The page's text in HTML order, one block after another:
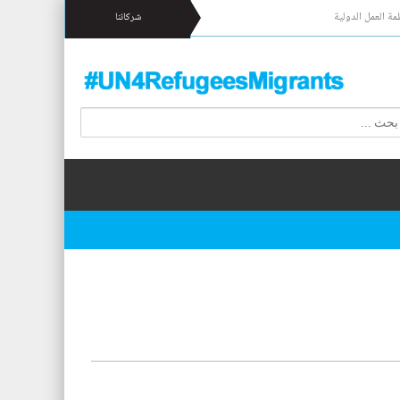
العمل الدولية شركائنا